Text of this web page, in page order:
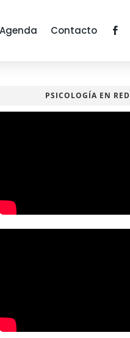
Agenda Contacto
PSICOLOGÍA EN RED